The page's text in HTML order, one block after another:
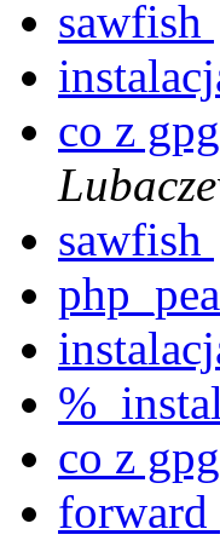
sawfish
co z
sawfish
co z
forward